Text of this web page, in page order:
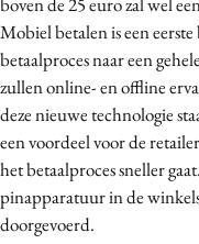
Mobiel betalen is een
betaalproces naar een
zullen online- en offline
deze nieuwe technologie
een voordeel voor de
het betaalproces sneller
pinapparatuur in de
doorgevoerd.